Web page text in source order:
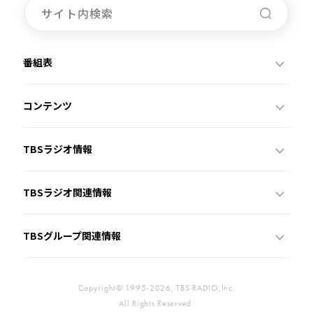
番組表
コンテンツ
TBSラジオ情報
TBSラジオ関連情報
TBSグループ関連情報
Copyright© 1995-2026, TBS RADIO,Inc.
All Rights Reserved.